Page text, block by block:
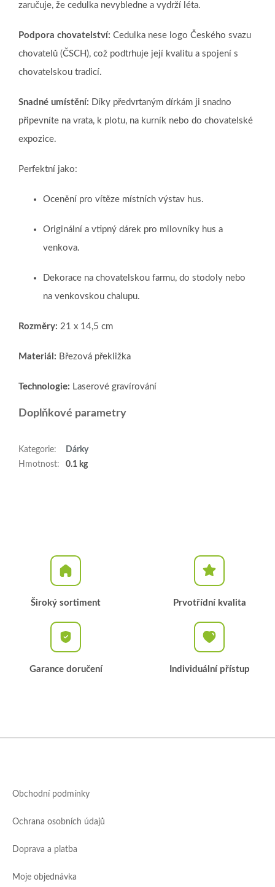
zaručuje, že cedulka nevybledne a vydrží léta.
Podpora chovatelství: Cedulka nese logo Českého svazu
chovatelů (ČSCH), což podtrhuje její kvalitu a spojení s
chovatelskou tradicí.
Snadné umístění: Díky předvrtaným dírkám ji snadno
připevníte na vrata, k plotu, na kurník nebo do chovatelské
expozice.
Perfektní jako:
Ocenění pro vítěze místních výstav hus.
Originální a vtipný dárek pro milovníky hus a
venkova.
Dekorace na chovatelskou farmu, do stodoly nebo
na venkovskou chalupu.
Rozměry: 21 x 14,5 cm
Materiál: Březová překližka
Technologie: Laserové gravírování
Doplňkové parametry
Kategorie:
Dárky
Hmotnost: 0.1 kg
Široký sortiment Prvotřídní kvalita
Garance doručení Individuální přístup
Obchodní podmínky
Ochrana osobních údajů
Doprava a platba
Moje objednávka